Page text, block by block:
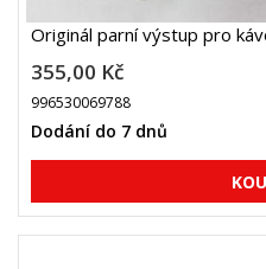
Originál parní výstup pro
355,00 Kč
996530069788
Dodání do 7 dnů